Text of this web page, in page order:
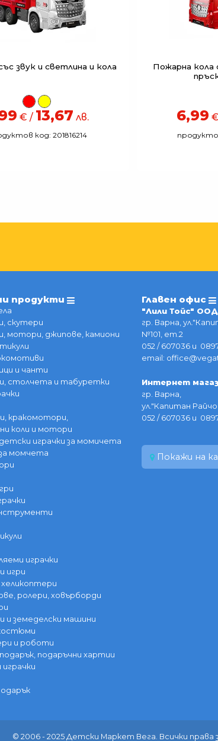
звук и светлина и кола
€ / 13,67 лв.
код: 201816214
Пожарна кола
6,99
продукти
скутери
мотори, джипове, камиони
и чанти
столчета и табуретки
кракомотори,
коли и мотори
играчки за момичета
момчета
играчки
игри
ролери, ховърборди
и земеделски машини
и роботи
подаръчни хартии
играчки
Главен офис
"Лили Тойс" ООД
гр. Варна,
№101, ет.2
052 / 607036 и
email:
Интернет
гр. Варна,
ул."Капитан
052 / 607036 и
Покажи на
© 2006 - 2025 Детски Маркет Вега. Всички права